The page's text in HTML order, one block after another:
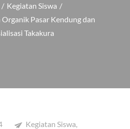
Kegiatan Siswa
Organik Pasar Kendung dan
Takakura
Kegiatan Siswa,